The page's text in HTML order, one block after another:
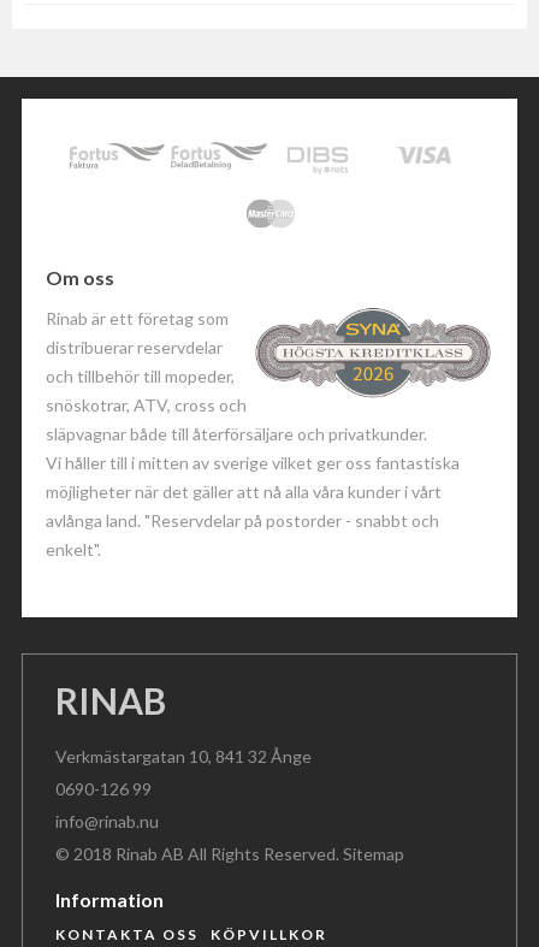
Om oss
Rinab är ett företag som
distribuerar reservdelar
och tillbehör till mopeder,
snöskotrar, ATV, cross och
släpvagnar både till återförsäljare och privatkunder.
Vi håller till i mitten av sverige vilket ger oss fantastiska
möjligheter när det gäller att nå alla våra kunder i vårt
avlånga land. "Reservdelar på postorder - snabbt och
enkelt".
RINAB
Verkmästargatan 10, 841 32 Ånge
0690-126 99
info@rinab.nu
© 2018 Rinab AB All Rights Reserved.Sitemap
Information
KONTAKTA OSS KÖPVILLKOR